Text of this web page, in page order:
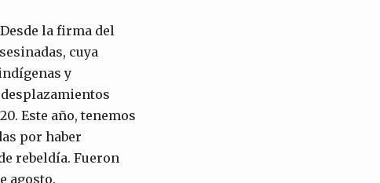
la firma del
cuya
y
Este año, tenemos
por haber
rebeldía. Fueron
agosto.